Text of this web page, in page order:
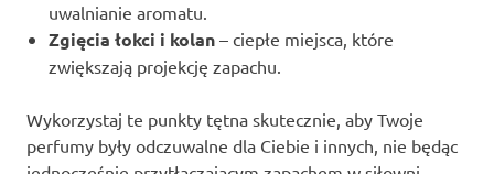
uwalnianie aromatu.
Zgięcia łokci i kolan – ciepłe miejsca, które
zwiększają projekcję zapachu.
Wykorzystaj te punkty tętna skutecznie, aby Twoje
perfumy były odczuwalne dla Ciebie i innych, nie będąc